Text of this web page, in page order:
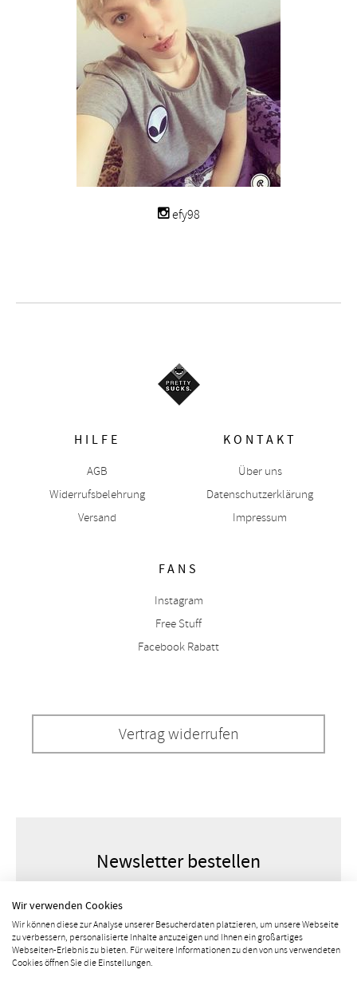
efy98
HILFE
AGB
Widerrufsbelehrung
Versand
KONTAKT
Über uns
Datenschutzerklärung
Impressum
FANS
Instagram
Free Stuff
Facebook Rabatt
Vertrag widerrufen
Newsletter bestellen
Wir verwenden Cookies
Wir können diese zur Analyse unserer Besucherdaten platzieren, um unsere Webseite
zu verbessern, personalisierte Inhalte anzuzeigen und Ihnen ein großartiges
Webseiten-Erlebnis zu bieten. Für weitere Informationen zu den von uns verwendeten
Cookies öffnen Sie die Einstellungen.